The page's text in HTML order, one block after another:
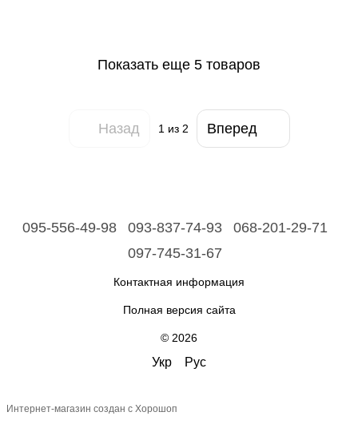
Показать еще 5 товаров
Назад 1 из 2 Вперед
095-556-49-98 093-837-74-93
068-201-29-71
097-745-31-67
Контактная информация
Полная версия сайта
© 2026
Укр Рус
Интернет-магазин создан с Хорошоп